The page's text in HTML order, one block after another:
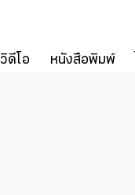
วิดีโอ หนังสือพิมพ์